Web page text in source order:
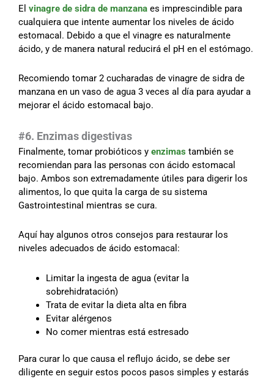
El vinagre de sidra de manzana es imprescindible para
cualquiera que intente aumentar los niveles de ácido
estomacal. Debido a que el vinagre es naturalmente
ácido, y de manera natural reducirá el pH en el estómago.
Recomiendo tomar 2 cucharadas de vinagre de sidra de
manzana en un vaso de agua 3 veces al día para ayudar a
mejorar el ácido estomacal bajo.
#6. Enzimas digestivas
Finalmente, tomar probióticos y enzimas también se
recomiendan para las personas con ácido estomacal
bajo. Ambos son extremadamente útiles para digerir los
alimentos, lo que quita la carga de su sistema
Gastrointestinal mientras se cura.
Aquí hay algunos otros consejos para restaurar los
niveles adecuados de ácido estomacal:
Limitar la ingesta de agua (evitar la
sobrehidratación)
Trata de evitar la dieta alta en fibra
Evitar alérgenos
No comer mientras está estresado
Para curar lo que causa el reflujo ácido, se debe ser
diligente en seguir estos pocos pasos simples y estarás